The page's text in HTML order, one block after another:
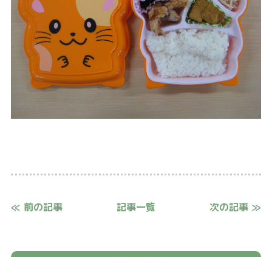
≪ 前の記事 記事一覧 次の記事 ≫